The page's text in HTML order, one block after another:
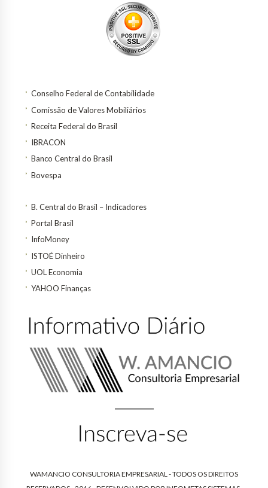
Conselho Federal de Contabilidade
Comissão de Valores Mobiliários
Receita Federal do Brasil
IBRACON
Banco Central do Brasil
Bovespa
B. Central do Brasil – Indicadores
Portal Brasil
InfoMoney
ISTOÉ Dinheiro
UOL Economia
YAHOO Finanças
WAMANCIO CONSULTORIA EMPRESARIAL - TODOS OS DIREITOS